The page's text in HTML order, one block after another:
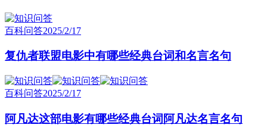
百科问答2025/2/17
复仇者联盟电影中有哪些经典台词和名言名句
百科问答2025/2/17
阿凡达这部电影有哪些经典台词阿凡达名言名句